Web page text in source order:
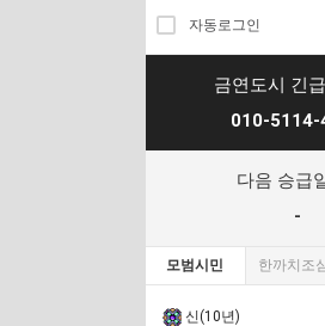
자동로그인
금연도시 긴
010-5114-
다음 승급
-
모범시민 한까치조
신(10년)